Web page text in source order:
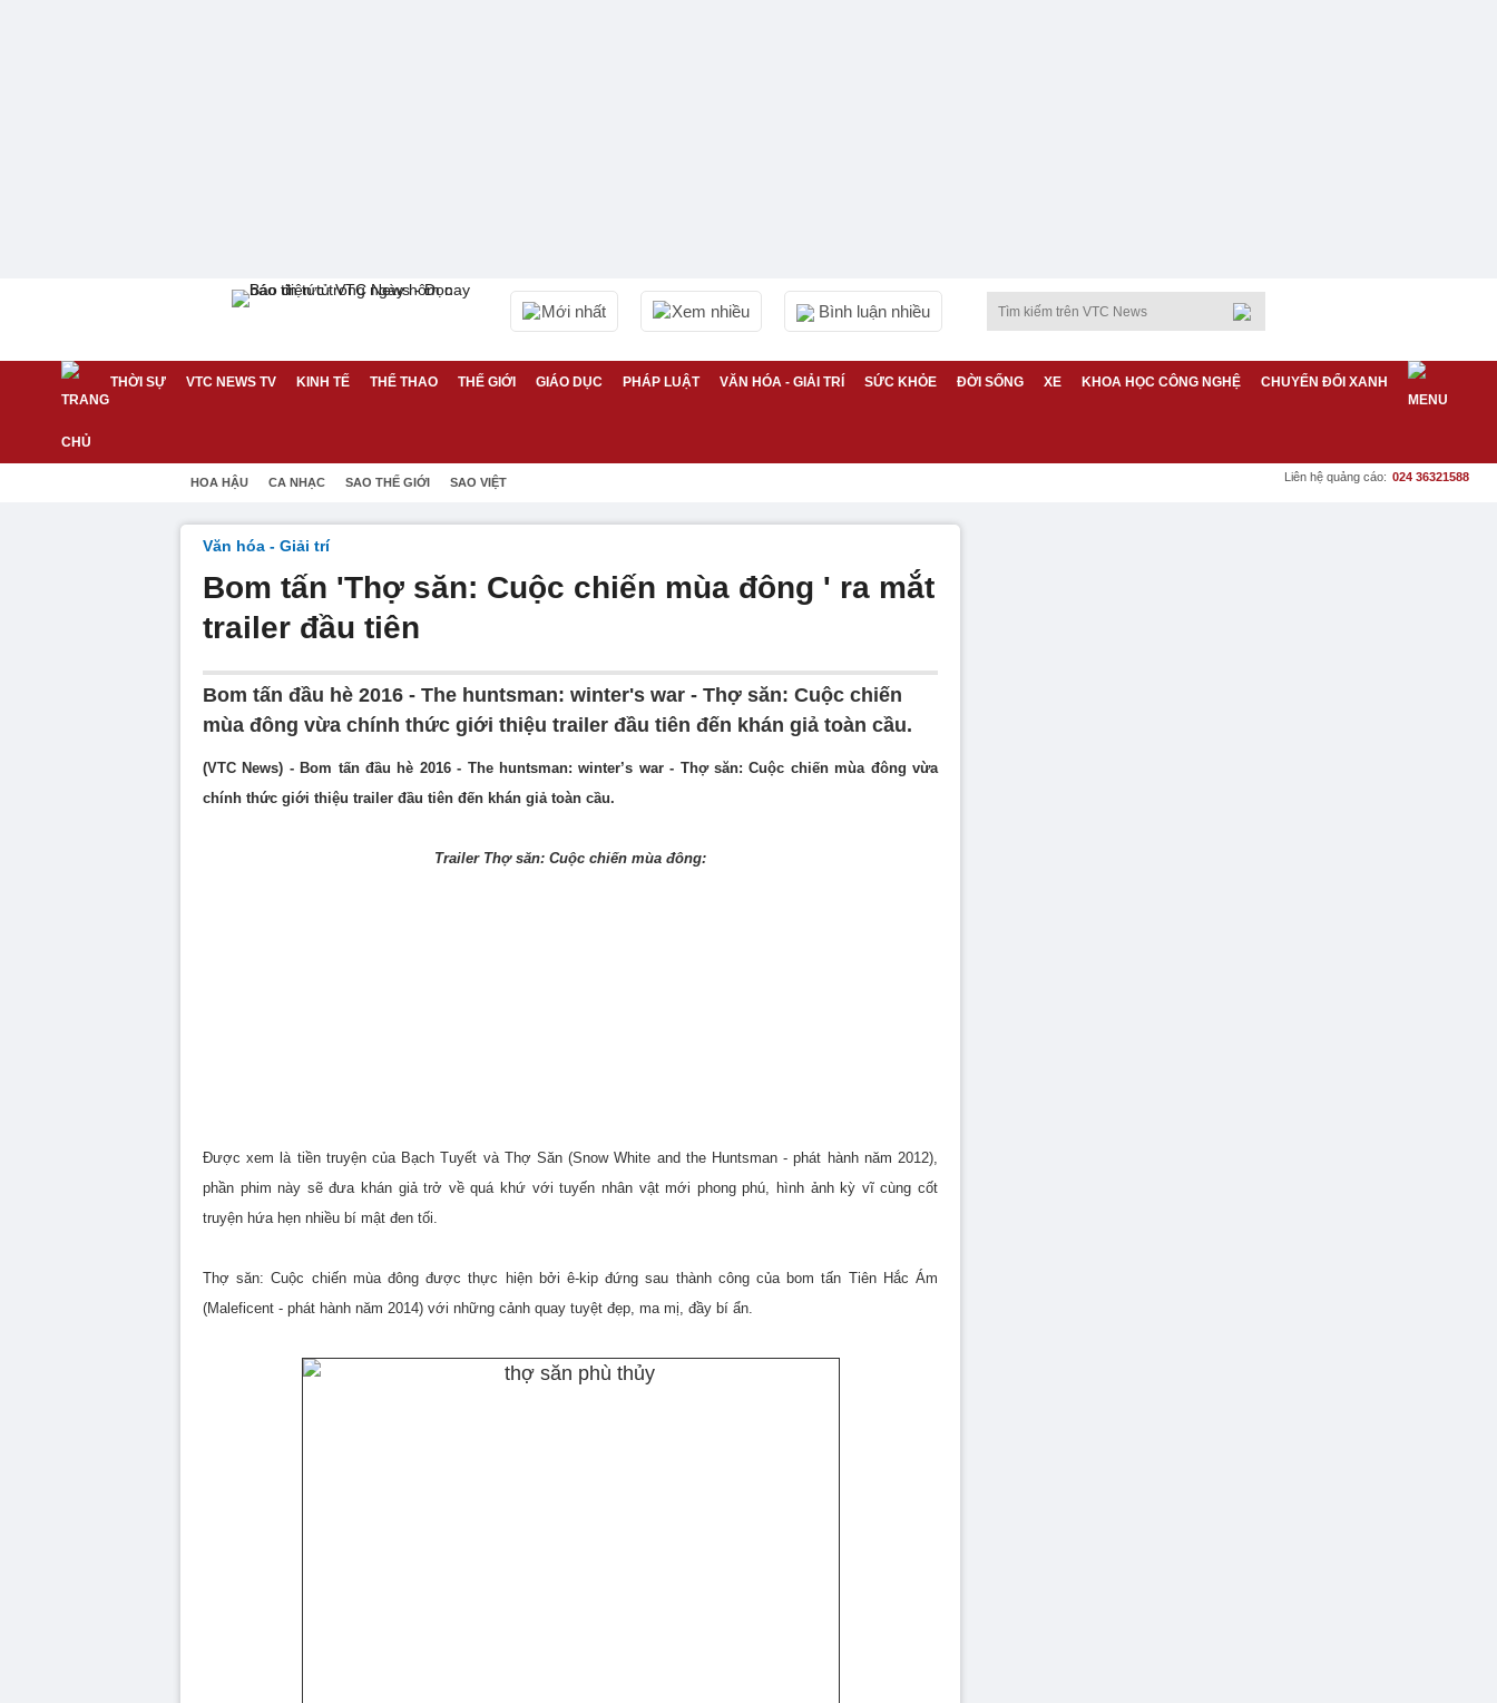
Mới nhất Xem nhiều Bình luận nhiều
THỜI SỰ VTC NEWS TV KINH TẾ THỂ THAO THẾ GIỚI GIÁO DỤC PHÁP LUẬT VĂN HÓA - GIẢI TRÍ SỨC KHỎE ĐỜI SỐNG XE KHOA HỌC CÔNG NGHỆ CHUYỂN ĐỔI XANH
HOA HẬU CA NHẠC SAO THẾ GIỚI SAO VIỆT Liên hệ quảng cáo: 024 36321588
Văn hóa - Giải trí
Bom tấn 'Thợ săn: Cuộc chiến mùa đông ' ra mắt
trailer đầu tiên
Bom tấn đầu hè 2016 - The huntsman: winter's war - Thợ săn: Cuộc chiến
mùa đông vừa chính thức giới thiệu trailer đầu tiên đến khán giả toàn cầu.
(VTC News) - Bom tấn đầu hè 2016 - The huntsman: winter’s war - Thợ săn: Cuộc chiến mùa đông vừa
chính thức giới thiệu trailer đầu tiên đến khán giả toàn cầu.
Trailer Thợ săn: Cuộc chiến mùa đông:
Được xem là tiền truyện của Bạch Tuyết và Thợ Săn (Snow White and the Huntsman - phát hành năm 2012),
phần phim này sẽ đưa khán giả trở về quá khứ với tuyến nhân vật mới phong phú, hình ảnh kỳ vĩ cùng cốt
truyện hứa hẹn nhiều bí mật đen tối.
Thợ săn: Cuộc chiến mùa đông được thực hiện bởi ê-kip đứng sau thành công của bom tấn Tiên Hắc Ám
(Maleficent - phát hành năm 2014) với những cảnh quay tuyệt đẹp, ma mị, đầy bí ẩn.